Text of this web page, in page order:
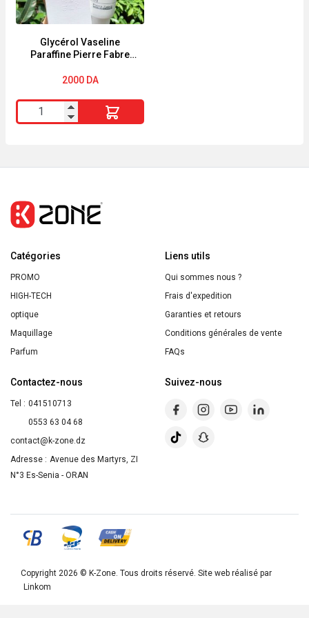
Glycérol Vaseline
Paraffine Pierre Fabre
2000 DA
quantité
de
Pierre
Fabre
250g
Catégories
PROMO
HIGH-TECH
optique
Maquillage
Parfum
Liens utils
Qui sommes nous ?
Frais d'expedition
Garanties et retours
Conditions générales de vente
FAQs
Contactez-nous
Tel : 041510713
0553 63 04 68
contact@k-zone.dz
Adresse : Avenue des Martyrs, ZI
N°3 Es-Senia - ORAN
Suivez-nous
Copyright 2026 © K-Zone . Tous droits réservé. Site web réalisé par
Linkom